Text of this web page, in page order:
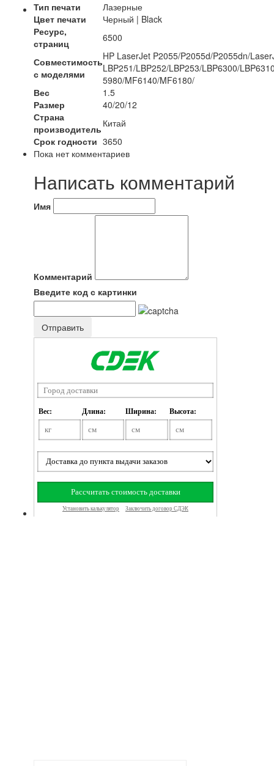
Тип печати
Лазерные
Цвет печати
Черный | Black
Ресурс,
страниц
6500
Совместимость
с моделями
HP LaserJet P2055/P2055d/P2055dn/
LBP251/LBP252/LBP253/LBP6300/
5980/MF6140/MF6180/
Вес
1.5
Размер
40/20/12
Страна
производитель Китай
Срок годности 3650
Пока нет комментариев
Написать комментарий
Имя
Комментарий
Введите код с картинки